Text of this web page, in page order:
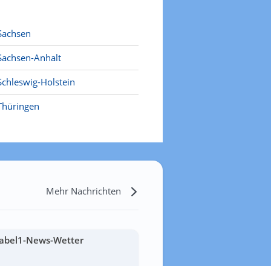
Anhalt
Holstein
Mehr Nachrichten
News-Wetter